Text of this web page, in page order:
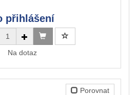
přihlášení
Na dotaz
Porovnat